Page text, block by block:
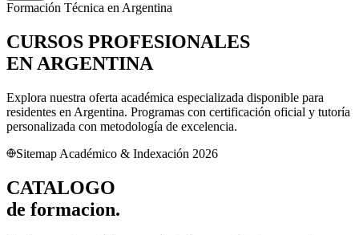
Formación Técnica en Argentina
CURSOS PROFESIONALES
EN ARGENTINA
Explora nuestra oferta académica especializada disponible para
residentes en Argentina. Programas con certificación oficial y tutoría
personalizada con metodología de excelencia.
Sitemap Académico & Indexación 2026
CATALOGO
de formacion.